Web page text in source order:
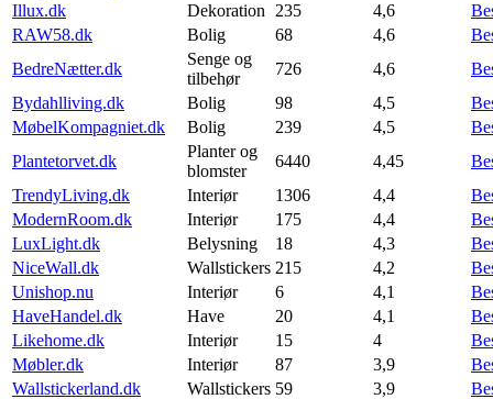
Illux.dk
Dekoration 235 4,6
RAW58.dk
Bolig 68 4,6
BedreNætter.dk
Senge og
tilbehør
726 4,6
Bydahlliving.dk
Bolig 98 4,5
MøbelKompagniet.dk
Bolig 239 4,5
Plantetorvet.dk
Planter og
blomster
6440 4,45
TrendyLiving.dk
Interiør 1306 4,4
ModernRoom.dk
Interiør 175 4,4
LuxLight.dk
Belysning 18 4,3
NiceWall.dk
Wallstickers 215 4,2
Unishop.nu
Interiør 6 4,1
HaveHandel.dk
Have 20 4,1
Likehome.dk
Interiør 15 4
Møbler.dk
Interiør 87 3,9
Wallstickerland.dk
Wallstickers 59 3,9